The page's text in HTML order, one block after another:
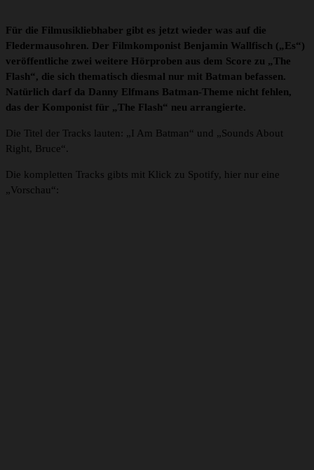
Für die Filmusikliebhaber gibt es jetzt wieder was auf die
Fledermausohren. Der Filmkomponist Benjamin Wallfisch („Es“)
veröffentliche zwei weitere Hörproben aus dem Score zu „The
Flash“, die sich thematisch diesmal nur mit Batman befassen.
Natürlich darf da Danny Elfmans Batman-Theme nicht fehlen,
das der Komponist für „The Flash“ neu arrangierte.
Die Titel der Tracks lauten: „I Am Batman“ und „Sounds About
Right, Bruce“.
Die kompletten Tracks gibts mit Klick zu Spotify, hier nur eine
„Vorschau“: